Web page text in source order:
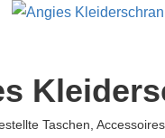
Taschen,